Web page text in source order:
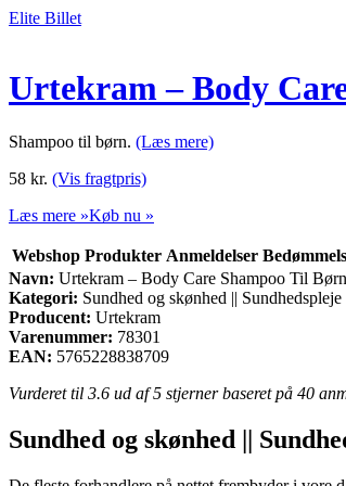
Elite Billet
Urtekram – Body
Shampoo til børn. (Læs mere)
58 kr. (Vis fragtpris)
Læs mere »Køb nu »
Webshop Produkter Anmeldelser
Navn: Urtekram – Body Care Shampoo Til
Kategori: Sundhed og skønhed || Sundhedspleje
Producent: Urtekram
Varenummer: 78301
EAN: 5765228838709
Vurderet til 3.6 ud af 5 stjerner baseret på 40
Sundhed og skønhed ||